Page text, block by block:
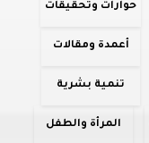
حوارات وتحقيقات
أعمدة ومقالات
تنمية بشرية
المرأة والطفل